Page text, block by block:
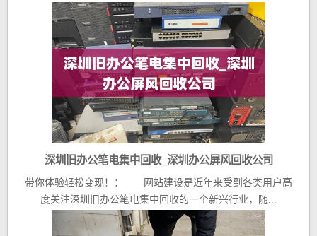
深圳旧办公笔电集中回收_深圳办公屏风回收公司
带你体验轻松变现！： 网站建设是近年来受到各类用户高
度关注深圳旧办公笔电集中回收的一个新兴行业，随...